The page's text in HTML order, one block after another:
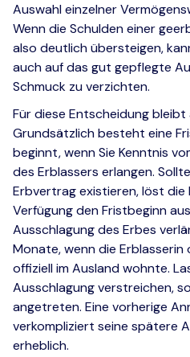
Auswahl einzelner
Wenn die Schulden einer
also deutlich übersteigen,
auch auf das gut gepflegte
Schmuck zu verzichten.
Für diese Entscheidung
Grundsätzlich besteht eine
beginnt, wenn Sie Kenntnis
des Erblassers erlangen.
Erbvertrag existieren, löst die
Verfügung den Fristbeginn
Ausschlagung des Erbes
Monate, wenn die
offiziell im Ausland wohnte.
Ausschlagung verstreichen,
angetreten. Eine vorherige
verkompliziert seine spätere
erheblich.